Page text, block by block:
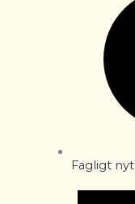
Fagligt nyt